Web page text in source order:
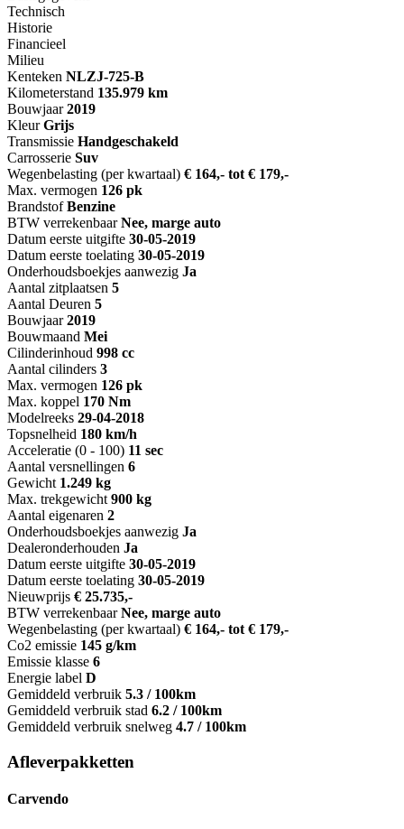
Technisch
Historie
Financieel
Milieu
Kenteken NLZJ-725-B
Kilometerstand 135.979 km
Bouwjaar 2019
Kleur Grijs
Transmissie Handgeschakeld
Carrosserie Suv
Wegenbelasting (per kwartaal) € 164,- tot € 179,-
Max. vermogen 126 pk
Brandstof Benzine
BTW verrekenbaar Nee, marge auto
Datum eerste uitgifte 30-05-2019
Datum eerste toelating 30-05-2019
Onderhoudsboekjes aanwezig Ja
Aantal zitplaatsen 5
Aantal Deuren 5
Bouwjaar 2019
Bouwmaand Mei
Cilinderinhoud 998 cc
Aantal cilinders 3
Max. vermogen 126 pk
Max. koppel 170 Nm
Modelreeks 29-04-2018
Topsnelheid 180 km/h
Acceleratie (0 - 100) 11 sec
Aantal versnellingen 6
Gewicht 1.249 kg
Max. trekgewicht 900 kg
Aantal eigenaren 2
Onderhoudsboekjes aanwezig Ja
Dealeronderhouden Ja
Datum eerste uitgifte 30-05-2019
Datum eerste toelating 30-05-2019
Nieuwprijs € 25.735,-
BTW verrekenbaar Nee, marge auto
Wegenbelasting (per kwartaal) € 164,- tot € 179,-
Co2 emissie 145 g/km
Emissie klasse 6
Energie label D
Gemiddeld verbruik 5.3 / 100km
Gemiddeld verbruik stad 6.2 / 100km
Gemiddeld verbruik snelweg 4.7 / 100km
Afleverpakketten
Carvendo